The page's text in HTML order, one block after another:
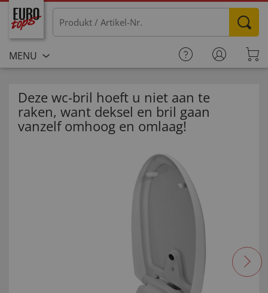
MENU
Deze wc-bril hoeft u niet aan te
raken, want deksel en bril gaan
vanzelf omhoog en omlaag!